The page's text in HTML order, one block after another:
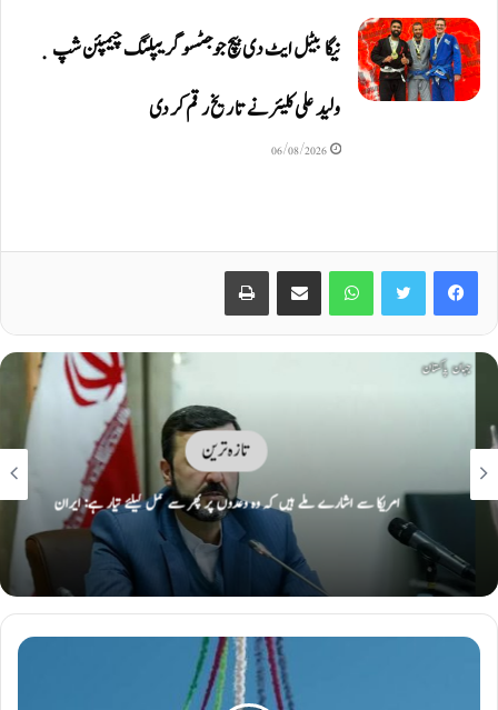
نیگا بیٹل ایٹ دی بیچ جوجٹسو گریپلنگ چیمپئن شپ ٜ
ولید علی کلیئر نے تاریخ رقم کر دی
06/08/2026
Facebook
Twitter
WhatsApp
Share via Email
Print
تازہ ترین
امریکا سے اشارے ملے ہیں کہ وہ وعدوں پر پھر سے عمل کیلئے تیار ہے: ایران